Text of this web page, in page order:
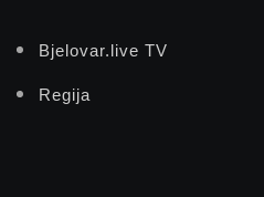
Bjelovar.live TV
Regija